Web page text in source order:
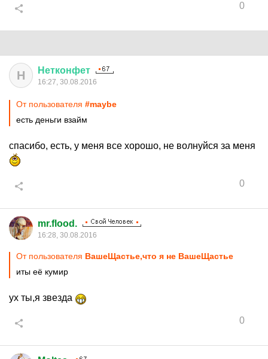
0
Н Нетконфет
16:27, 30.08.2016
От пользователя #maybe
есть деньги взайм
спасибо, есть, у меня все хорошо, не волнуйся за меня
0
mr.flood.
16:28, 30.08.2016
От пользователя ВашеЩастье,что я не ВашеЩастье
иты её кумир
ух ты,я звезда
0